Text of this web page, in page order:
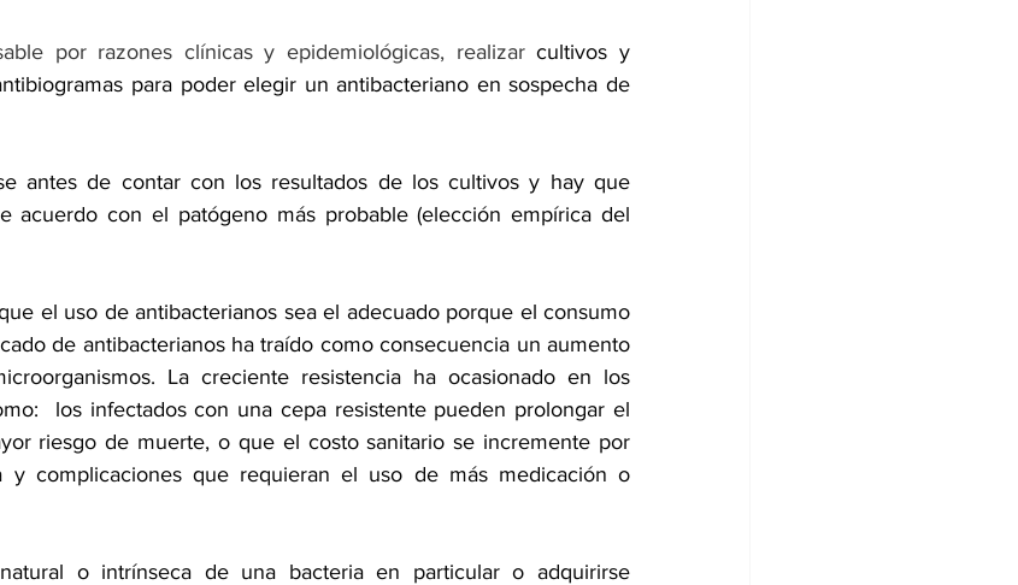
por razones clínicas y epidemiológicas, realizar cultivos y
para poder elegir un antibacteriano en sospecha de
antes de contar con los resultados de los cultivos y hay que
acuerdo con el patógeno más probable (elección empírica del
el uso de antibacterianos sea el adecuado porque el consumo
de antibacterianos ha traído como consecuencia un aumento
La creciente resistencia ha ocasionado en los
los infectados con una cepa resistente pueden prolongar el
riesgo de muerte, o que el costo sanitario se incremente por
y complicaciones que requieran el uso de más medicación o
o intrínseca de una bacteria en particular o adquirirse